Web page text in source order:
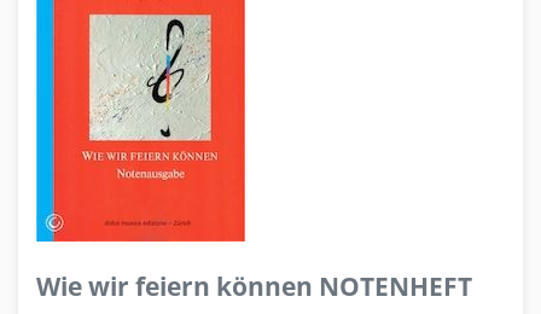
Wie wir feiern können NOTENHEFT